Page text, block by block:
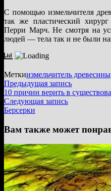
С помощью измельчителя
так же пластический
Перри Марч. Не смотря на
людей — тела так и не были
Меткиизмельчитель древесины
Навигация
по
записям
Предыдущая записьПредыдущая
запись:
10 причин верить в
Следующая записьСледующая
Берсерки
Вам также может